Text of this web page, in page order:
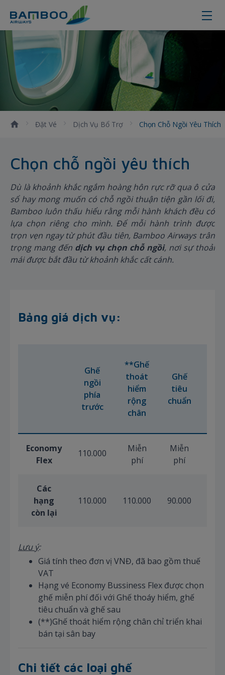
Lựa chọn chỗ ngồi yêu thích dễ
Đặt Vé Dịch Vụ Bổ Trợ Chọn Chỗ Ngồi Yêu Thích
Chọn chỗ ngồi yêu thích
Dù là khoảnh khắc ngắm hoàng hôn rực rỡ qua ô cửa
sổ hay mong muốn có chỗ ngồi thuận tiện gần lối đi,
Bamboo luôn thấu hiểu rằng mỗi hành khách đều có
lựa chọn riêng cho mình. Để mỗi hành trình được
trọn vẹn ngay từ phút đầu tiên, Bamboo Airways trân
trọng mang đến dịch vụ chọn chỗ ngồi, nơi sự thoải
mái được bắt đầu từ khoảnh khắc cất cánh.
Bảng giá dịch vụ:
Ghế
ngồi
phía
trước
**Ghế
thoát
hiểm
rộng
chân
Ghế
tiêu
chuẩn
Economy
Flex
110.000
Miễn
phí
Miễn
phí
Các
hạng
còn lại
110.000 110.000 90.000
Lưu ý:
Giá tính theo đơn vị VNĐ, đã bao gồm thuế
VAT
Hạng vé Economy Bussiness Flex được chọn
ghế miễn phí đối với Ghế thoáy hiểm, ghế
tiêu chuẩn và ghế sau
(**)Ghế thoát hiểm rộng chân chỉ triển khai
bán tại sân bay
Chi tiết các loại ghế